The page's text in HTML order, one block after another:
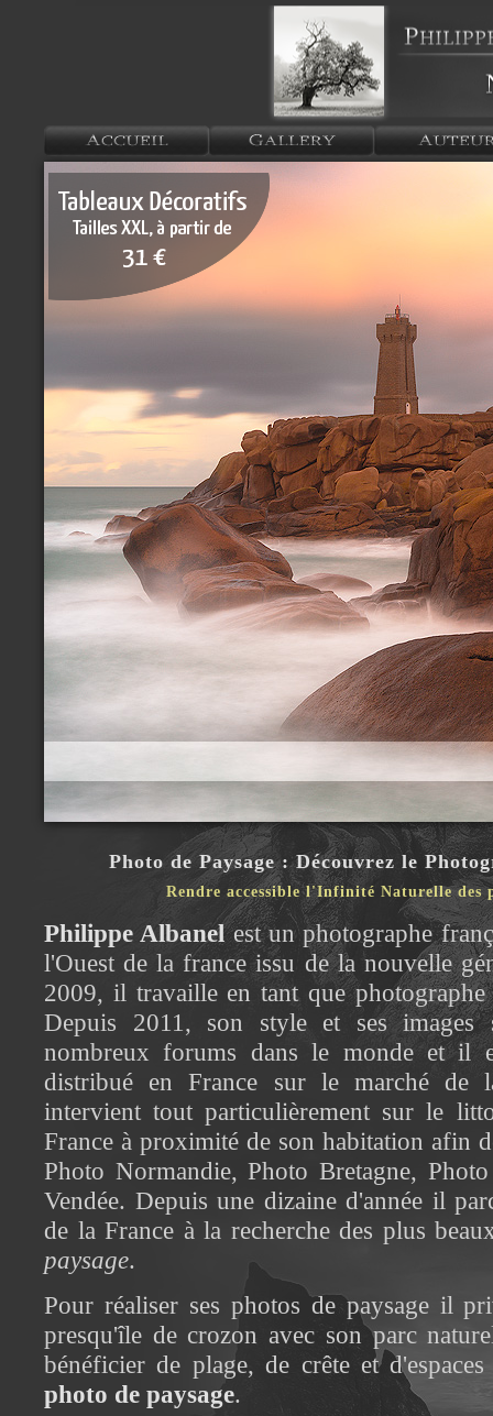
Photo de Paysage : Découvrez le
Rendre accessible l'Infinité Naturelle des
Philippe Albanelest un photographe
l'Ouest de la france issu de la nouvelle
2009, il travaille en tant que photographe
Depuis 2011, son style et ses images
nombreux forums dans le monde et il
distribué en France sur le marché de
intervient tout particulièrement sur le
France à proximité de son habitation afin
Photo Normandie, Photo Bretagne,
Vendée. Depuis une dizaine d'année il
de la France à la recherche des plus
paysage.
Pour réaliser ses photos de paysage il
presqu'île de crozon avec son parc
bénéficier de plage, de crête et
photo de paysage.